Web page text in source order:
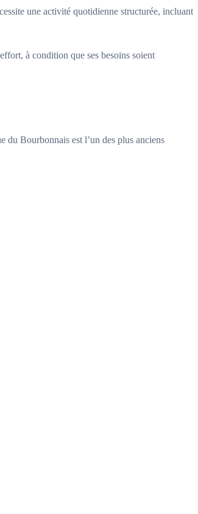
une activité quotidienne structurée, incluant
à condition que ses besoins soient
du Bourbonnais est l’un des plus anciens